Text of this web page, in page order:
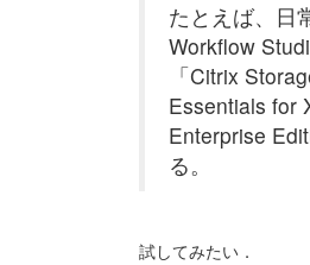
たとえば、日
Workflow
「Citrix
Essentials for
Enterprise
る。
試してみたい．